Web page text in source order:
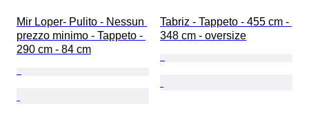
Mir Loper- Pulito - Nessun
prezzo minimo - Tappeto -
290 cm - 84 cm
Tabriz - Tappeto - 455 cm -
348 cm - oversize